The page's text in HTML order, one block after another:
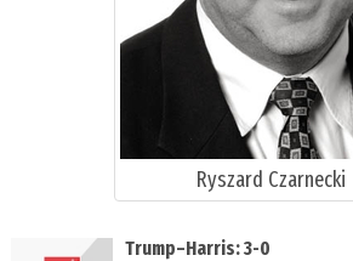
Ryszard Czarnecki
Trump–Harris: 3-0